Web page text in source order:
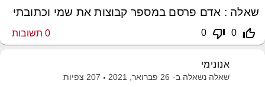
שאלה : אדם פרסם במספר קבוצות את שמי וכתובתי
thumb_up_off_alt
0
thumb_down_off_alt
0
0 תשובות
אנונימי
שאלה נשאלה ב- 26 פברואר, 2021 207 צפיות